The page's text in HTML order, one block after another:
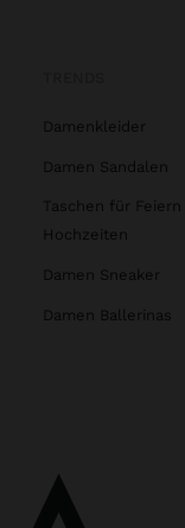
Damenkleider
Damen Sandalen
Taschen für Feiern
Hochzeiten
Damen Sneaker
Damen Ballerinas